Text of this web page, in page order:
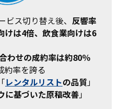
ビス切り替え後、 反響率
けは4倍、飲食業向けは6
わせの成約率は約80％
約率を誇る
レンタルリストの品質」
に基づいた原稿改善」